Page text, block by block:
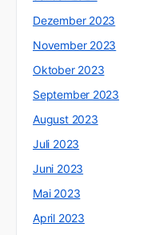
Dezember 2023
November 2023
Oktober 2023
September 2023
August 2023
Juli 2023
Juni 2023
Mai 2023
April 2023